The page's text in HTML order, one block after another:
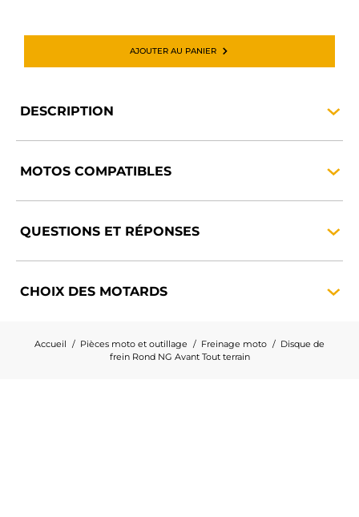
AJOUTER AU PANIER
DESCRIPTION
MOTOS COMPATIBLES
QUESTIONS ET RÉPONSES
CHOIX DES MOTARDS
Accueil Pièces moto et outillage Freinage moto
Disque de
frein Rond NG Avant Tout terrain